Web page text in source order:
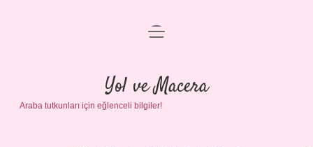
Anasayfa
Gizlilik Politikası
Yasal Uyarı
menüyü
Yol ve Macera
Araba tutkunları için eğlenceli bilgiler!